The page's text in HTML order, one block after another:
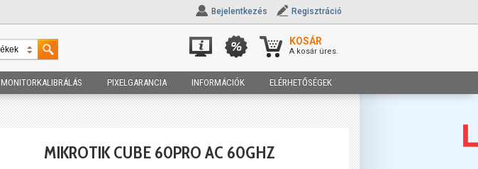
Bejelentkezés Regisztráció
KOSÁR
A kosár üres.
MONITORKALIBRÁLÁS PIXELGARANCIA INFORMÁCIÓK ELÉRHETŐSÉGEK
MIKROTIK CUBE 60PRO AC 60GHZ